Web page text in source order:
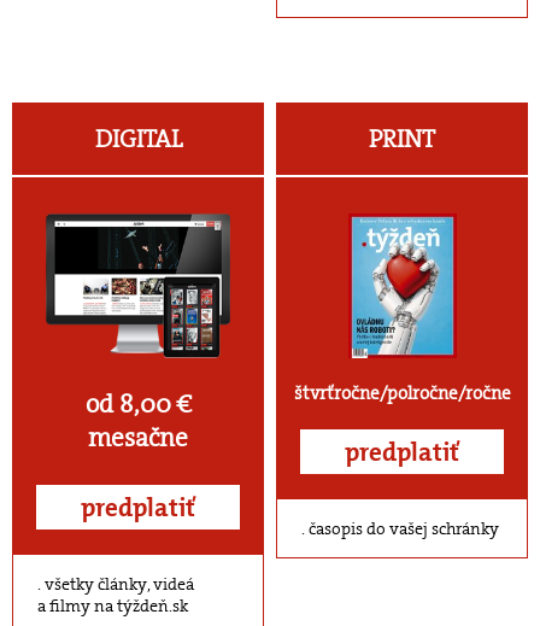
DIGITAL
od 8,00 €
mesačne
predplatiť
všetky články, videá
a filmy na týždeň.sk
PRINT
štvrťročne/polročne/ročne
predplatiť
časopis do vašej schránky